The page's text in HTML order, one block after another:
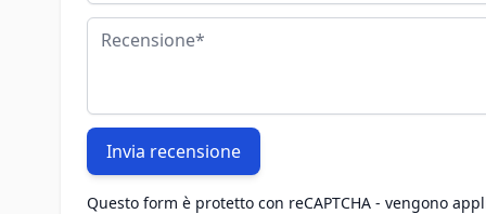
Recensione
Invia recensione
Questo form è protetto con reCAPTCHA - vengono